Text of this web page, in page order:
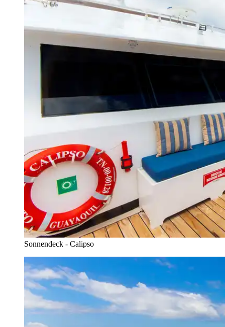
Sonnendeck - Calipso